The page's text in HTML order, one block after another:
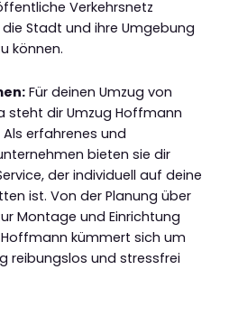
Verkehrsnetz
Stadt und ihre Umgebung
können.
Für deinen Umzug von
dir Umzug Hoffmann
erfahrenes und
bieten sie dir
der individuell auf deine
ist. Von der Planung über
Montage und Einrichtung
kümmert sich um
reibungslos und stressfrei